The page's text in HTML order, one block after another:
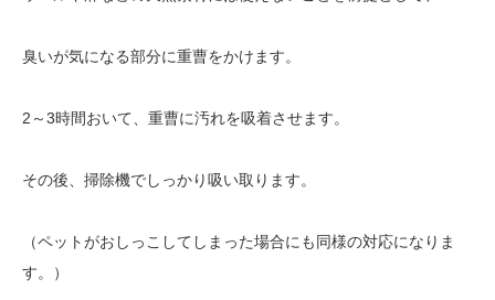
臭いが気になる部分に重曹をかけます。
2～3時間おいて、重曹に汚れを吸着させます。
その後、掃除機でしっかり吸い取ります。
（ペットがおしっこしてしまった場合にも同様の対応になりま
す。）